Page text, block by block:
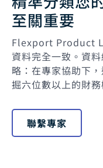
至關重要
Flexport Product
資料完全一致。資
略：在專家協助下
掘六位數以上的財務
聯繫專家